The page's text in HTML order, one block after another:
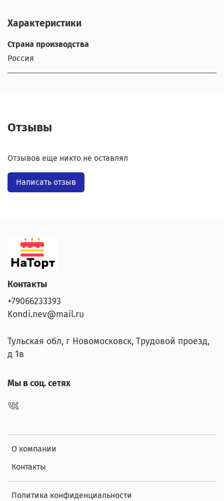
Характеристики
Страна производства
Россия
Отзывы
Отзывов еще никто не оставлял
Написать отзыв
О компании
Контакты
Политика конфиденциальности
Контакты
+79066233393
Kondi.nev@mail.ru
Тульская обл, г Новомосковск, Трудовой проезд,
д 1в
Мы в соц. сетях